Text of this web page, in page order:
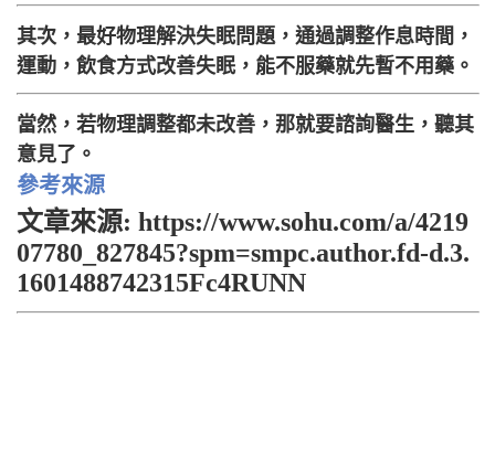
其次，最好物理解決失眠問題，通過調整作息時間，
運動，飲食方式改善失眠，能不服藥就先暫不用藥。
當然，若物理調整都未改善，那就要諮詢醫生，聽其
意見了。
參考來源
文章來源: https://www.sohu.com/a/4219
07780_827845?spm=smpc.author.fd-d.3.
1601488742315Fc4RUNN